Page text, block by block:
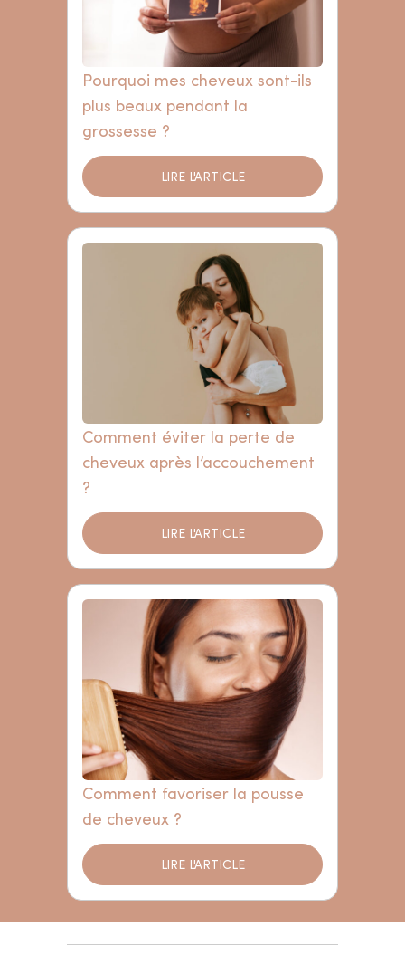
Pourquoi mes cheveux sont-ils
plus beaux pendant la
grossesse ?
LIRE L'ARTICLE
Comment éviter la perte de
cheveux après l’accouchement
?
LIRE L'ARTICLE
Comment favoriser la pousse
de cheveux ?
LIRE L'ARTICLE